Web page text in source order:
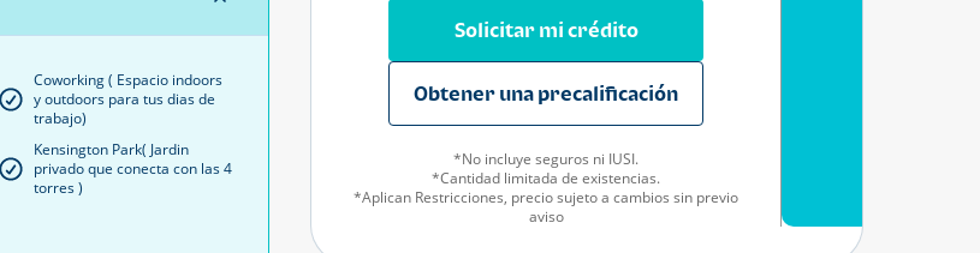
Coworking ( Espacio indoors
y outdoors para tus dias de
trabajo)
Kensington Park( Jardin
privado que conecta con las 4
torres )
Solicitar mi crédito
Obtener una precalificación
*No incluye seguros ni IUSI.
*Cantidad limitada de existencias.
*Aplican Restricciones, precio sujeto a cambios sin previo
aviso